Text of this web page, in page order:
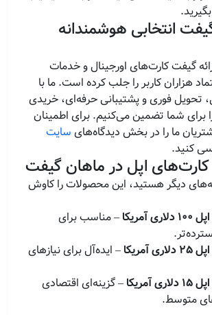
انتخابی هوشمندانه
گیفت کارت‌های اورجینال و خدمات
هزاران کاربر را جلب کرده است. ما با
تحویل فوری و پشتیبانی حرفه‌ای، خریدی
برای شما تضمین می‌کنیم. برای اطمینان
ما را در بخش دیدگاه‌های سایت
کنید.
اپل در ماهان گیفت
دیگر هستید، این محصولات را کاوش
– مناسب برای
– ایده‌آل برای نیازهای
– گزینه‌ای اقتصادی
متوسط.